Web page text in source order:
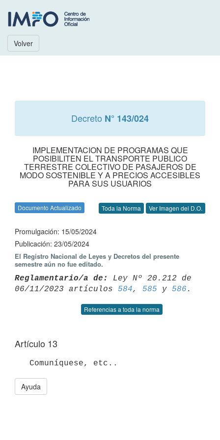
Volver
Decreto N° 143/024
IMPLEMENTACION DE PROGRAMAS QUE
POSIBILITEN EL TRANSPORTE PUBLICO
TERRESTRE COLECTIVO DE PASAJEROS DE
MODO SOSTENIBLE Y A PRECIOS ACCESIBLES
PARA SUS USUARIOS
Documento Actualizado Toda la Norma Ver Imagen del D.O.
Promulgación: 15/05/2024
Publicación: 23/05/2024
El Registro Nacional de Leyes y Decretos del presente
semestre aún no fue editado.
Reglamentario/a de:
Ley Nº 20.212 de
06/11/2023 artículos 584, 585 y 586
Referencias a toda la norma
Artículo 13
Ayuda